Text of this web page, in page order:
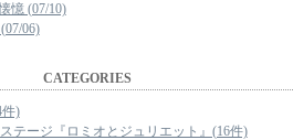
憶 (07/10)
06)
CATEGORIES
)
テージ『ロミオとジュリエット』(16件)